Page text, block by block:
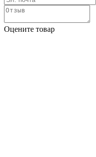
Оцените товар